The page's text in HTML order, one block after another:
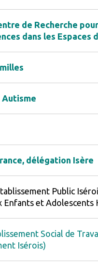
de Recherche
dans les Espaces
Autisme
délégation Isère
Public
Enfants et Adolescents
Social de
Isérois)